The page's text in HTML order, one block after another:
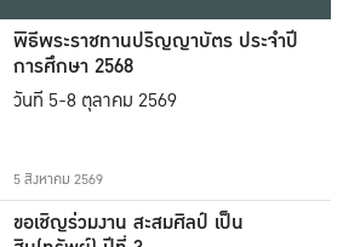
พิธีพระราชทานปริญญาบัตร ประจำปี
การศึกษา 2568
วันที่ 5-8 ตุลาคม 2569
5 สิงหาคม 2569
ขอเชิญร่วมงาน สะสมศิลป์ เป็น